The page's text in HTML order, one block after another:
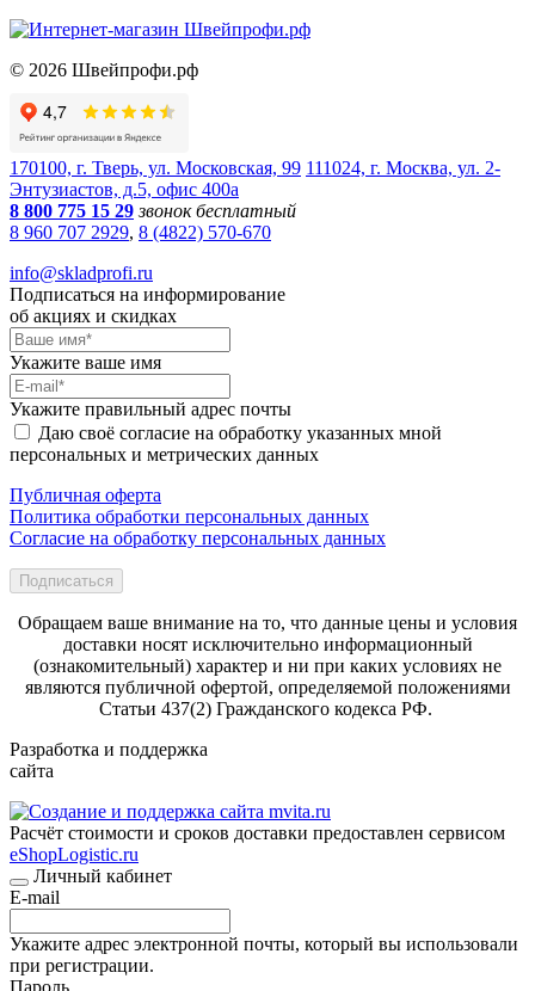
© 2026 Швейпрофи.рф
170100, г. Тверь, ул. Московская, 99 111024, г. Москва, ул. 2-
Энтузиастов, д.5, офис 400а
8 800 775 15 29 звонок бесплатный
8 960 707 2929, 8 (4822) 570-670
info@skladprofi.ru
Подписаться на информирование
об акциях и скидках
Укажите ваше имя
Укажите правильный адрес почты
Даю своё согласие на обработку указанных мной
персональных и метрических данных
Публичная оферта
Политика обработки персональных данных
Согласие на обработку персональных данных
Подписаться
Обращаем ваше внимание на то, что данные цены и условия
доставки носят исключительно информационный
(ознакомительный) характер и ни при каких условиях не
являются публичной офертой, определяемой положениями
Статьи 437(2) Гражданского кодекса РФ.
Разработка и поддержка
сайта
Расчёт стоимости и сроков доставки предоставлен сервисом
eShopLogistic.ru
Личный кабинет
E-mail
Укажите адрес электронной почты, который вы использовали
при регистрации.
Пароль